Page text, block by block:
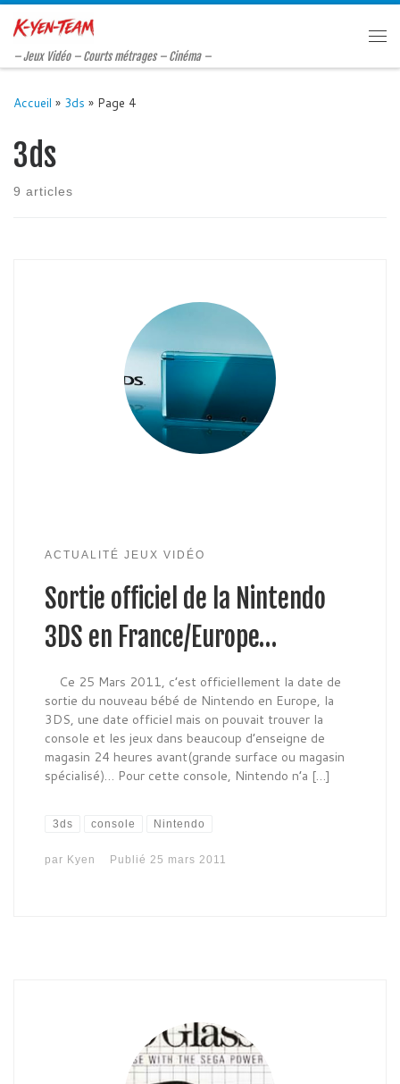
Passer au contenu
– Jeux Vidéo – Courts métrages – Cinéma –
Accueil » 3ds » Page 4
3ds
9 articles
ACTUALITÉ JEUX VIDÉO
Sortie officiel de la Nintendo
3DS en France/Europe…
Ce 25 Mars 2011, c’est officiellement la date de
sortie du nouveau bébé de Nintendo en Europe, la
3DS, une date officiel mais on pouvait trouver la
console et les jeux dans beaucoup d’enseigne de
magasin 24 heures avant(grande surface ou magasin
spécialisé)… Pour cette console, Nintendo n’a […]
3ds console Nintendo
par Kyen Publié 25 mars 2011